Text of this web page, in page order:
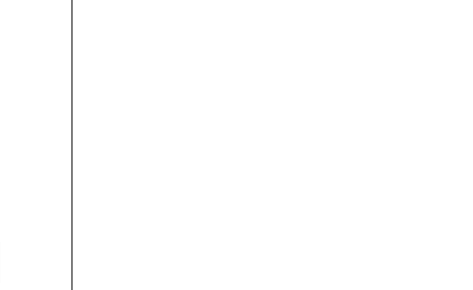
zapinana na suwak z kolekcji Tempo MP – Midnight - XS
z prostymi nogawkami z kolekcji MP – Grey Marl - L